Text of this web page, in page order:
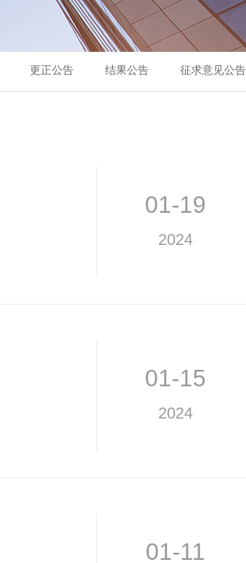
更正公告 结果公告 征求意见公告
01-19
2024
01-15
2024
01-11